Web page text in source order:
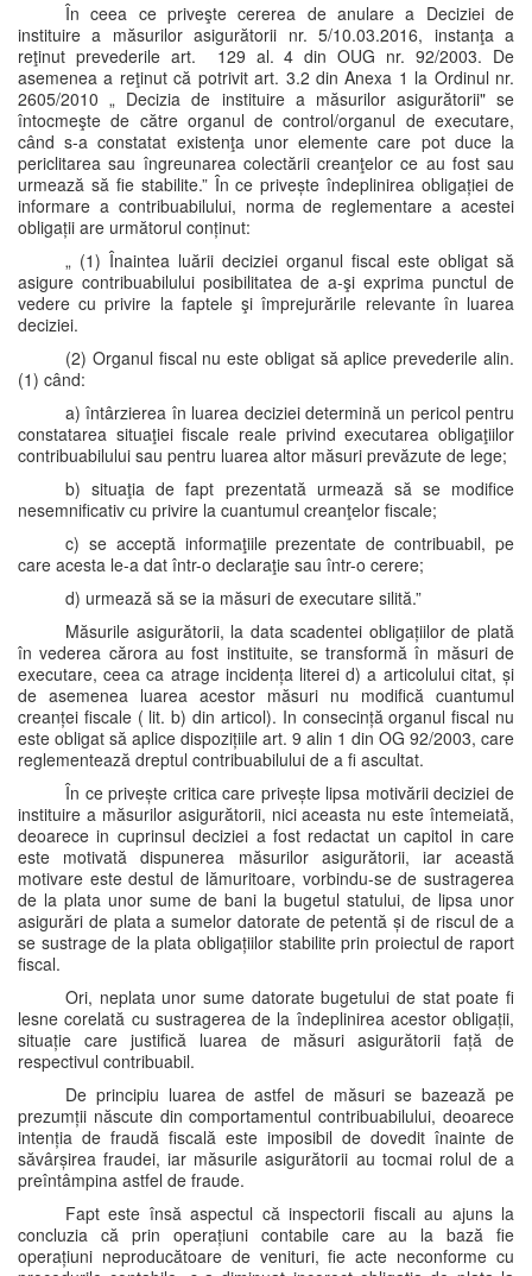
În ceea ce priveşte cererea de anulare a Deciziei de
instituire a măsurilor asigurătorii nr. 5/10.03.2016, instanţa a
reţinut prevederile art. 129 al. 4 din OUG nr. 92/2003. De
asemenea a reţinut că potrivit art. 3.2 din Anexa 1 la Ordinul nr.
2605/2010 „ Decizia de instituire a măsurilor asigurătorii" se
întocmeşte de către organul de control/organul de executare,
când s-a constatat existenţa unor elemente care pot duce la
periclitarea sau îngreunarea colectării creanţelor ce au fost sau
urmează să fie stabilite.” În ce privește îndeplinirea obligației de
informare a contribuabilului, norma de reglementare a acestei
obligații are următorul conținut:
„ (1) Înaintea luării deciziei organul fiscal este obligat să
asigure contribuabilului posibilitatea de a-şi exprima punctul de
vedere cu privire la faptele şi împrejurările relevante în luarea
deciziei.
(2) Organul fiscal nu este obligat să aplice prevederile alin.
(1) când:
a) întârzierea în luarea deciziei determină un pericol pentru
constatarea situaţiei fiscale reale privind executarea obligaţiilor
contribuabilului sau pentru luarea altor măsuri prevăzute de lege;
b) situaţia de fapt prezentată urmează să se modifice
nesemnificativ cu privire la cuantumul creanţelor fiscale;
c) se acceptă informaţiile prezentate de contribuabil, pe
care acesta le-a dat într-o declaraţie sau într-o cerere;
d) urmează să se ia măsuri de executare silită.”
Măsurile asigurătorii, la data scadentei obligațiilor de plată
în vederea cărora au fost instituite, se transformă în măsuri de
executare, ceea ca atrage incidența literei d) a articolului citat, și
de asemenea luarea acestor măsuri nu modifică cuantumul
creanței fiscale ( lit. b) din articol). In consecință organul fiscal nu
este obligat să aplice dispozițiile art. 9 alin 1 din OG 92/2003, care
reglementează dreptul contribuabilului de a fi ascultat.
În ce privește critica care privește lipsa motivării deciziei de
instituire a măsurilor asigurătorii, nici aceasta nu este întemeiată,
deoarece in cuprinsul deciziei a fost redactat un capitol in care
este motivată dispunerea măsurilor asigurătorii, iar această
motivare este destul de lămuritoare, vorbindu-se de sustragerea
de la plata unor sume de bani la bugetul statului, de lipsa unor
asigurări de plata a sumelor datorate de petentă și de riscul de a
se sustrage de la plata obligațiilor stabilite prin proiectul de raport
fiscal.
Ori, neplata unor sume datorate bugetului de stat poate fi
lesne corelată cu sustragerea de la îndeplinirea acestor obligații,
situație care justifică luarea de măsuri asigurătorii față de
respectivul contribuabil.
De principiu luarea de astfel de măsuri se bazează pe
prezumții născute din comportamentul contribuabilului, deoarece
intenția de fraudă fiscală este imposibil de dovedit înainte de
săvârșirea fraudei, iar măsurile asigurătorii au tocmai rolul de a
preîntâmpina astfel de fraude.
Fapt este însă aspectul că inspectorii fiscali au ajuns la
concluzia că prin operațiuni contabile care au la bază fie
operațiuni neproducătoare de venituri, fie acte neconforme cu